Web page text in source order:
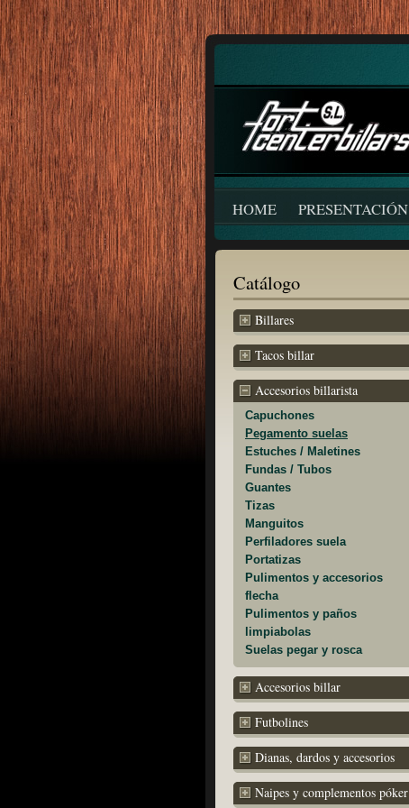
HOME PRESENTACIÓN
Catálogo
Billares
Tacos billar
Accesorios billarista
Capuchones
Pegamento suelas
Estuches / Maletines
Fundas / Tubos
Guantes
Tizas
Manguitos
Perfiladores suela
Portatizas
Pulimentos y accesorios
flecha
Pulimentos y paños
limpiabolas
Suelas pegar y rosca
Accesorios billar
Futbolines
Dianas, dardos y accesorios
Naipes y complementos póker